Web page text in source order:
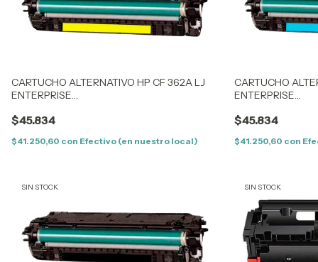
CARTUCHO ALTERNATIVO HP CF 362A LJ
ENTERPRISE
(508A)- YELLOW – (CF362A)
$45.834
$41.250,60 con Efectivo (en nuestro local)
CARTUCHO
ENTERPRISE
(508A)- CYAN -
$45.834
$41.250,60 con
SIN STOCK SIN STOCK